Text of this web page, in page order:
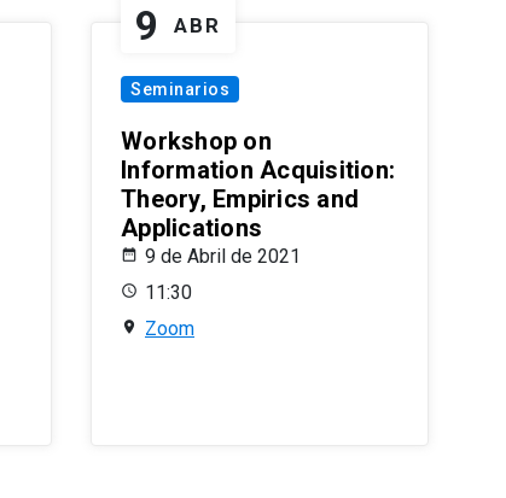
9 ABR
Seminarios
Workshop on
Information Acquisition:
Theory, Empirics and
Applications
9 de Abril de 2021
11:30
Zoom